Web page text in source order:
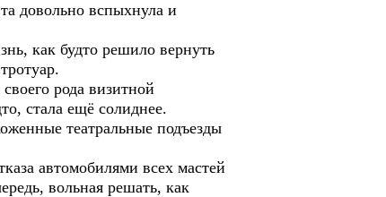
довольно вспыхнула и
как будто решило вернуть
рода визитной
стала ещё солиднее.
театральные подъезды
автомобилями всех мастей
вольная решать, как